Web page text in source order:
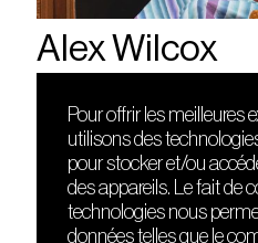
Alex Wilcox
DÉCOUVRIR
Le lieu
Contact
Presse
Pour offrir les meilleures
utilisons des
pour stocker et/ou
des appareils. Le fait de
technologies nous
données telles que le